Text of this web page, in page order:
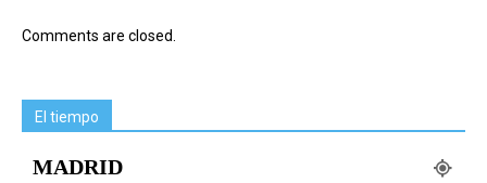
Comments are closed.
El tiempo
MADRID